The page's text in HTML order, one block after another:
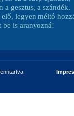
a gesztus, a szándék.
elő, legyen méltó
be is aranyozná!